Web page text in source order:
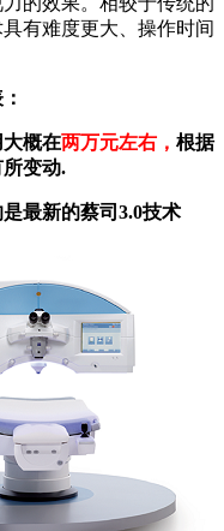
有难度更大、操作时间
概在两万元左右， 根据
变动.
最新的蔡司3.0技术